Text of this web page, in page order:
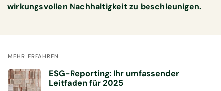
wirkungsvollen Nachhaltigkeit zu beschleunigen.
MEHR ERFAHREN
ESG-Reporting: Ihr umfassender
Leitfaden für 2025